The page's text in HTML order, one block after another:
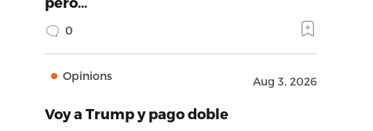
0
Opinions Aug 3, 2026
Voy a Trump y pago doble